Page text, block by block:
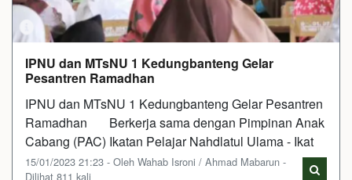
IPNU dan MTsNU 1 Kedungbanteng Gelar
Pesantren Ramadhan
IPNU dan MTsNU 1 Kedungbanteng Gelar Pesantren
Ramadhan Berkerja sama dengan Pimpinan Anak
Cabang (PAC) Ikatan Pelajar Nahdlatul Ulama - Ikat
15/01/2023 21:23 - Oleh Wahab Isroni / Ahmad Mabarun -
Dilihat 811 kali